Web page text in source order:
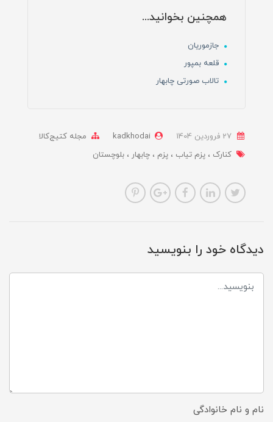
همچنین بخوانید...
جازموریان
قلعه بمپور
تالاب صورتی چابهار
kadkhodai
مجله کتیج‌کالا
کنارک
پزم تیاب پزم چابهار بلوچستان
دیدگاه خود را بنویسید
نام و نام خانوادگی